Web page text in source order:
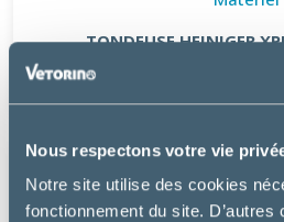
Nous respectons votre vie
Notre site utilise des cookies
fonctionnement du site. D’autres
TONDEUSE HEINIGER